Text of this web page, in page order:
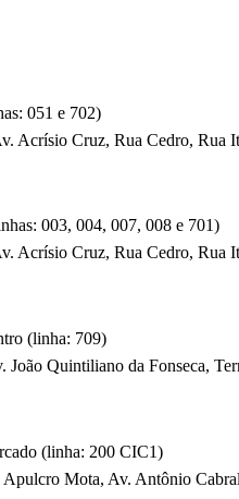
051 e 702)
Acrísio Cruz, Rua Cedro, Rua
003, 004, 007, 008 e 701)
Acrísio Cruz, Rua Cedro,
(linha: 709)
Quintiliano da Fonseca,
(linha: 200 CIC1)
Mota, Av. Antônio